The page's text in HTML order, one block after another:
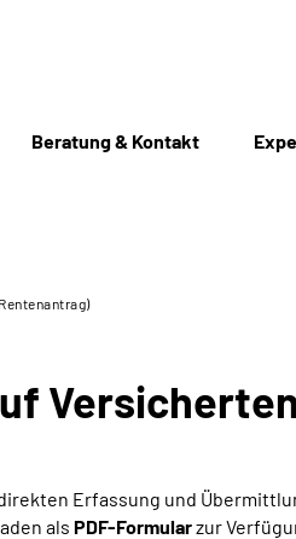
Beratung & Kontakt
Erfassung und
als PDF-Formularzur